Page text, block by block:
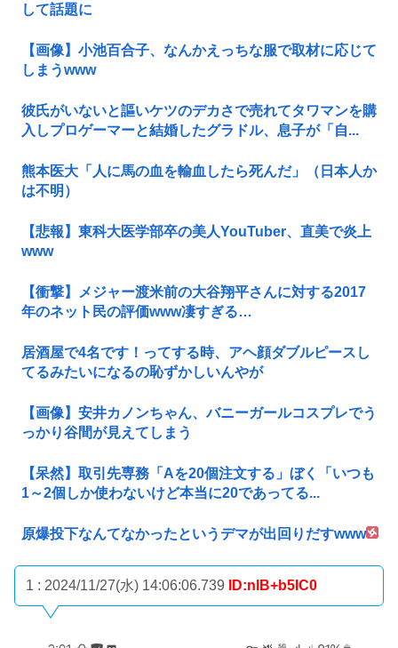
して話題に
【画像】小池百合子、なんかえっちな服で取材に応じて
しまうwww
彼氏がいないと謳いケツのデカさで売れてタワマンを購
入しプロゲーマーと結婚したグラドル、息子が「自...
熊本医大「人に馬の血を輸血したら死んだ」（日本人か
は不明）
【悲報】東科大医学部卒の美人YouTuber、直美で炎上
www
【衝撃】メジャー渡米前の大谷翔平さんに対する2017
年のネット民の評価www凄すぎる…
居酒屋で4名です！ってする時、アヘ顔ダブルピースし
てるみたいになるの恥ずかしいんやが
【画像】安井カノンちゃん、バニーガールコスプレでう
っかり谷間が見えてしまう
【呆然】取引先専務「Aを20個注文する」ぼく「いつも
1～2個しか使わないけど本当に20であってる...
原爆投下なんてなかったというデマが出回りだすwww
1 : 2024/11/27(水) 14:06:06.739 ID:nlB+b5IC0